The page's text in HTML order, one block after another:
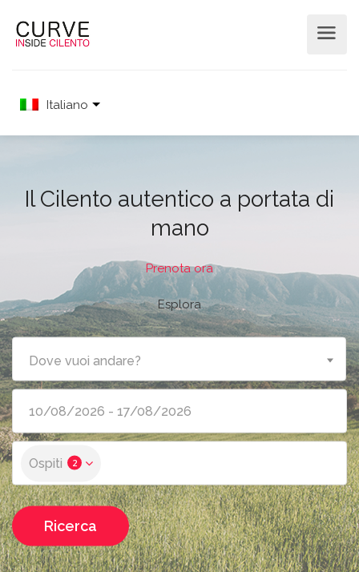
Italiano
Il Cilento autentico a portata di
mano
Prenota ora
Esplora
Dove vuoi andare?
Ospiti 2
Ricerca